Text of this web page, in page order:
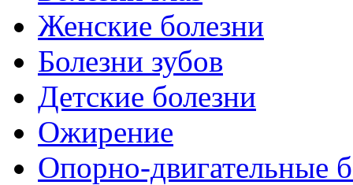
Женские болезни
Болезни зубов
Детские болезни
Ожирение
Опopно-двигательные